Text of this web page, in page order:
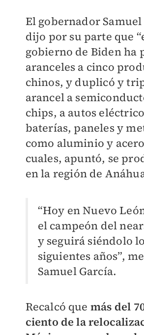
El gobernador
dijo por su parte que
gobierno de Biden ha
aranceles a cinco
chinos, y duplicó y
arancel a
chips, a autos
baterías, paneles y
como aluminio y
cuales, apuntó, se
en la región de
“Hoy en Nuevo
el campeón del
y seguirá siéndolo
siguientes años”,
Samuel García.
Recalcó que más del
ciento de la